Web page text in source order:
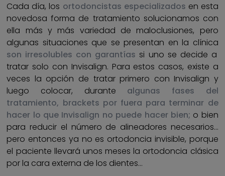
Cada día, los ortodoncistas especializados en esta
novedosa forma de tratamiento solucionamos con
ella más y más variedad de maloclusiones, pero
algunas situaciones que se presentan en la clínica
son irresolubles con garantías si uno se decide a
tratar solo con Invisalign. Para estos casos, existe a
veces la opción de tratar primero con Invisalign y
luego colocar, durante algunas fases del
tratamiento, brackets por fuera para terminar de
hacer lo que Invisalign no puede hacer bien; o bien
para reducir el número de alineadores necesarios…
pero entonces ya no es ortodoncia invisible, porque
el paciente llevará unos meses la ortodoncia clásica
por la cara externa de los dientes…